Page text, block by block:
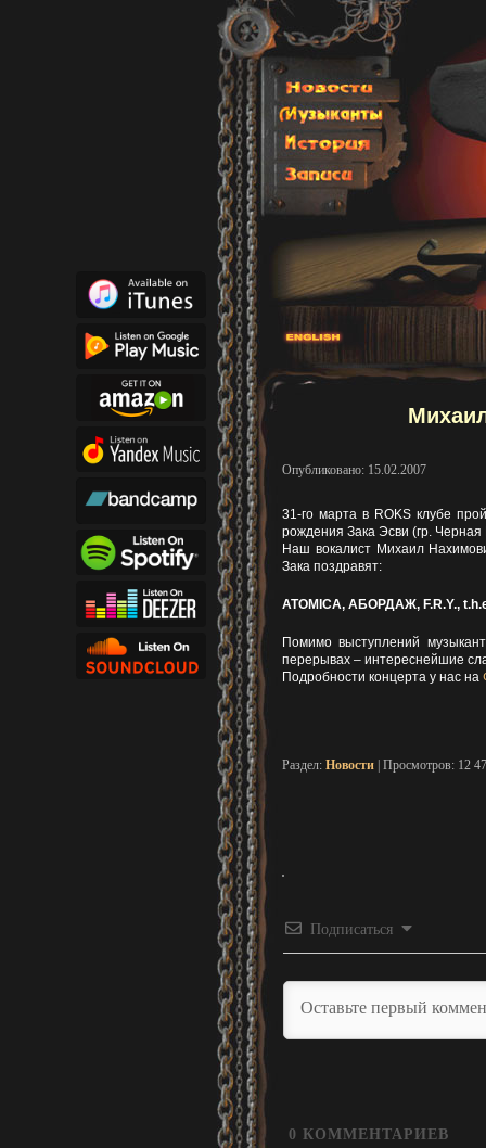
Опубликовано: 15.02.2007
31-го марта в ROKS клубе
рождения Зака Эсви (гр. Черная
Наш вокалист Михаил
Зака поздравят:
ATOMICA, АБОРДАЖ, F.R.Y.,
Помимо выступлений
перерывах – интереснейшие
Подробности концерта у нас на
Раздел: Новости | Просмотров: 12
Подписаться
0 КОММЕНТАРИЕВ